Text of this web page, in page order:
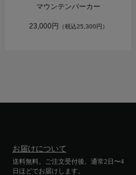
マウンテンパーカー
23,000円 （税込25,300円）
お届けについて
送料無料。ご注文受付後、通常2日〜4
日ほどでお届けします。